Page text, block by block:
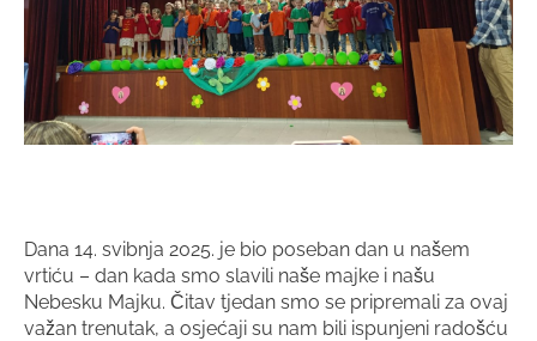
Dana 14. svibnja 2025. je bio poseban dan u našem
vrtiću – dan kada smo slavili naše majke i našu
Nebesku Majku. Čitav tjedan smo se pripremali za ovaj
važan trenutak, a osjećaji su nam bili ispunjeni radošću